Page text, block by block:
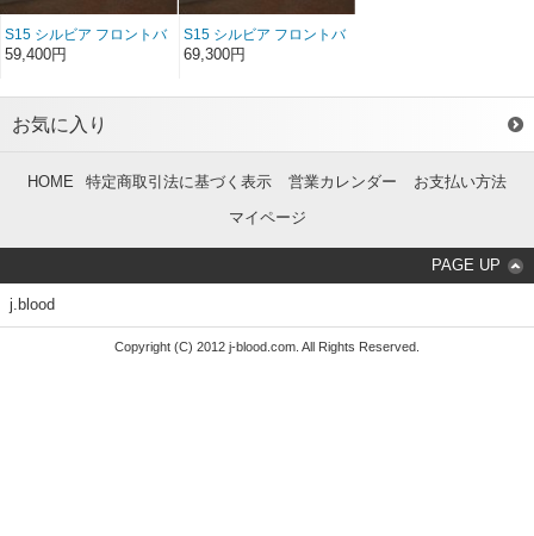
S15 シルビア フロントバ
ンパースポイラー FRP
59,400円
S15 シルビア フロントバ
ンパースポイラー ソフト
69,300円
お気に入り
HOME 特定商取引法に基づく表示 営業カレンダー
お支払い方法
マイページ
PAGE UP
j.blood
Copyright (C) 2012 j-blood.com. All Rights Reserved.